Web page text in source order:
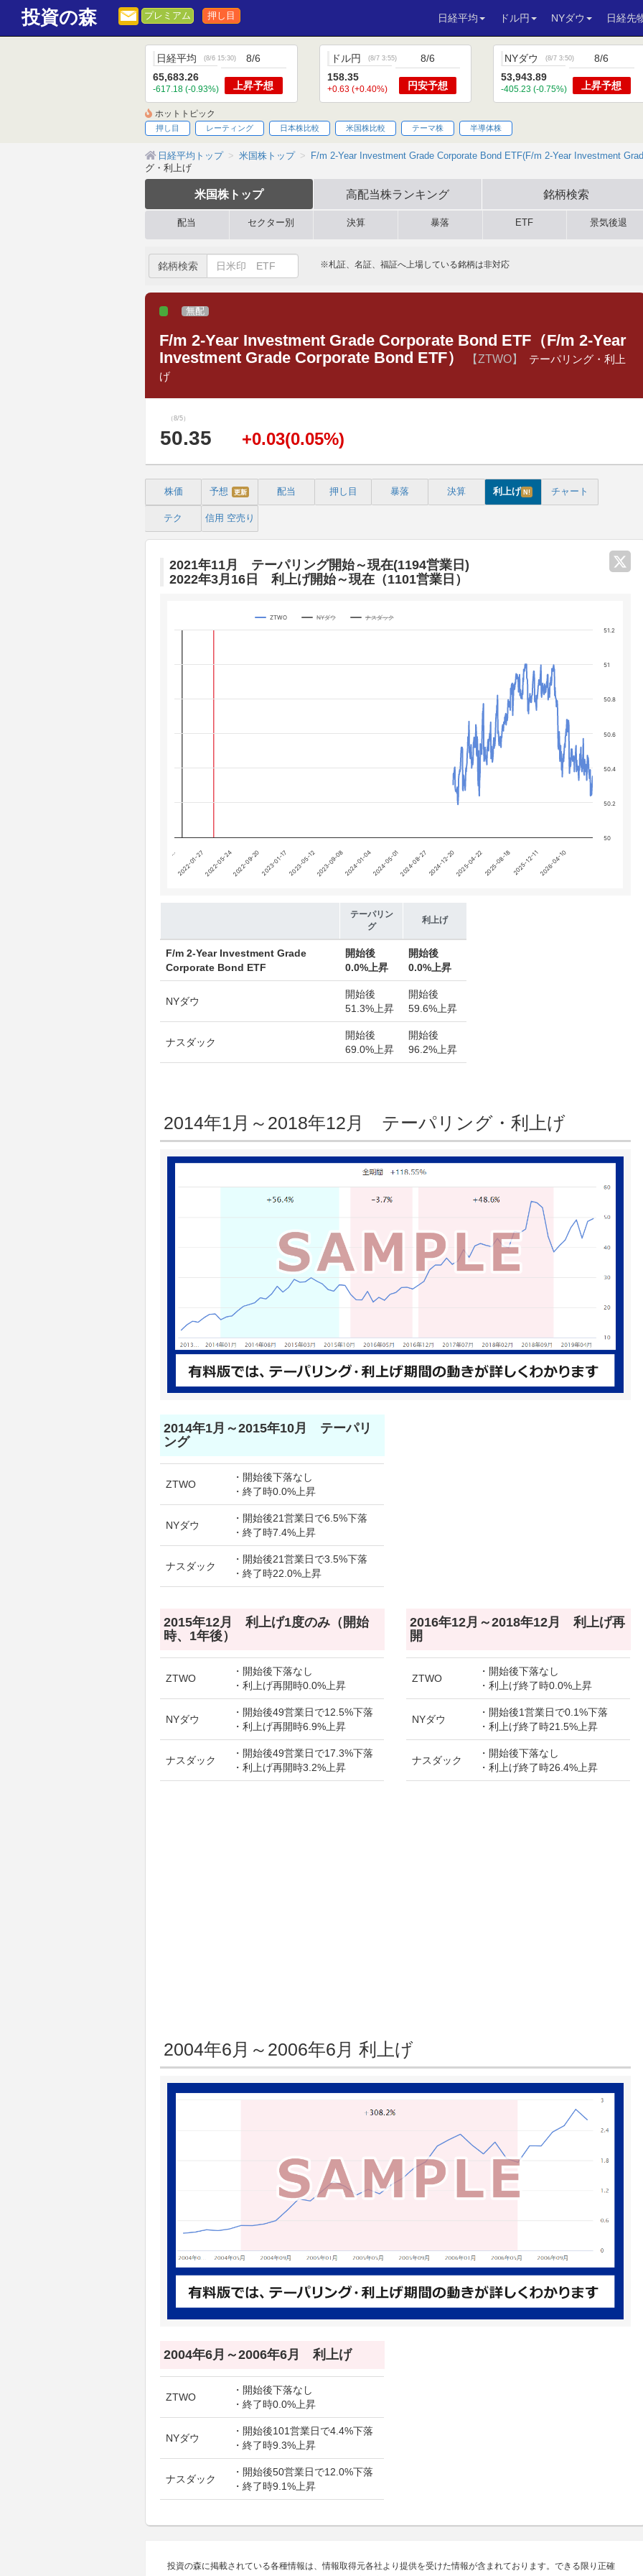
投資の森 プレミアム 押し目 日経平均 ドル円 NYダウ 日経先
日経平均 (8/6 15:30)
65,683.26
-617.18 (-0.93%)
8/6
上昇予想
ドル円 (8/7 3:55)
158.35
+0.63 (+0.40%)
8/6
円安予想
NYダウ (8/7 3:50)
53,943.89
-405.23 (-0.75%)
8/6
上昇予想
ホットトピック
押し目 レーティング 日本株比較 米国株比較 テーマ株 半導体株
日経平均トップ 米国株トップ F/m 2-Year Investment Grade Corporate Bond ETF(F/m 2-Year Investment
グ・利上げ
米国株 トップ 高配当株ランキング 銘柄検索
配当 セクター別 決算 暴落 ETF 景気後退
銘柄検索 ※札証、名証、福証へ上場している銘柄は非対応
無配
F/m 2-Year Investment Grade Corporate Bond ETF（F/m 2-Year
Investment Grade Corporate Bond ETF）
【ZTWO】
テーパリング・利上
げ
（8/5）
50.35 +0.03(0.05%)
株価 予想 更新 配当 押し目 暴落 決算 利上げ N! チャート
テク 信用 空売り
2021年11月 テーパリング開始～現在(1194営業日)
2022年3月16日 利上げ開始～現在（1101営業日）
Chart
The chart has 1 X axis displaying categories.
ZTWO NYダウ ナスダック
… 2022-01-272022-05-242022-09-20 2023-01-17 2023-05-122023-09-082024-01-042024-05-012024-08-272024-12-202025-04-222025-08-18 2025-12-112026-04-10
50
50.2
50.4
50.6
50.8
51
51.2
テーパリン
グ
利上げ
F/m 2-Year Investment Grade
Corporate Bond ETF
開始後
0.0%上昇
開始後
0.0%上昇
NYダウ
開始後
51.3%上昇
開始後
59.6%上昇
ナスダック
開始後
69.0%上昇
開始後
96.2%上昇
2014年1月～2018年12月 テーパリング・利上げ
2014年1月～2015年10月 テーパリ
ング
ZTWO
・開始後下落なし
・終了時0.0%上昇
NYダウ
・開始後21営業日で6.5%下落
・終了時7.4%上昇
ナスダック
・開始後21営業日で3.5%下落
・終了時22.0%上昇
2015年12月 利上げ1度のみ（開始
時、1年後）
ZTWO
・開始後下落なし
・利上げ再開時0.0%上昇
NYダウ
・開始後49営業日で12.5%下落
・利上げ再開時6.9%上昇
ナスダック
・開始後49営業日で17.3%下落
・利上げ再開時3.2%上昇
2016年12月～2018年12月 利上げ再
開
ZTWO
・開始後下落なし
・利上げ終了時0.0%上昇
NYダウ
・開始後1営業日で0.1%下落
・利上げ終了時21.5%上昇
ナスダック
・開始後下落なし
・利上げ終了時26.4%上昇
2004年6月～2006年6月 利上げ
2004年6月～2006年6月 利上げ
ZTWO
・開始後下落なし
・終了時0.0%上昇
NYダウ
・開始後101営業日で4.4%下落
・終了時9.3%上昇
ナスダック
・開始後50営業日で12.0%下落
・終了時9.1%上昇
投資の森に掲載されている各種情報は、情報取得元各社より提供を受けた情報が含まれております。できる限り正確